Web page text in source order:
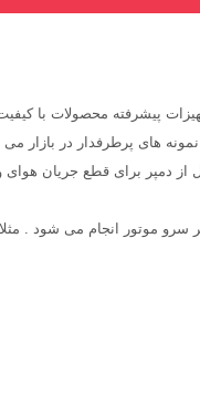
پیشرفته محصولات با کیفیت
دمپر برای قطع جریان هوای
موتور انجام می شود . مثلا